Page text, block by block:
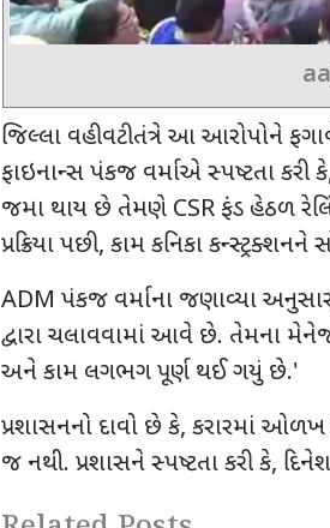
જિલ્લા વહીવટીતંત્રે આ આરોપોને
ફાઇનાન્સ પંકજ વર્માએ સ્પષ્ટતા કરી કે
જમા થાય છે તેમણે CSR ફંડ હેઠળ
પ્રક્રિયા પછી, કામ કનિકા
ADM પંકજ વર્માના જણાવ્યા
દ્વારા ચલાવવામાં આવે છે. તેમના
અને કામ લગભગ પૂર્ણ થઈ ગયું છે.'
પ્રશાસનનો દાવો છે કે, કરારમાં ઓળખ
જ નથી. પ્રશાસને સ્પષ્ટતા કરી કે,